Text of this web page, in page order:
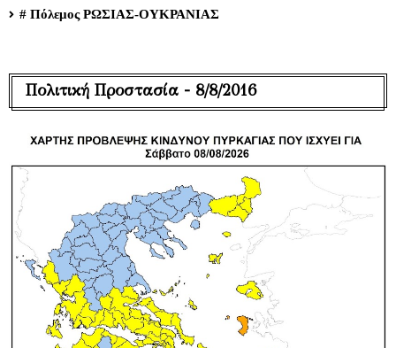
# Πόλεμος ΡΩΣΙΑΣ-ΟΥΚΡΑΝΙΑΣ
Πολιτική Προστασία - 8/8/2016